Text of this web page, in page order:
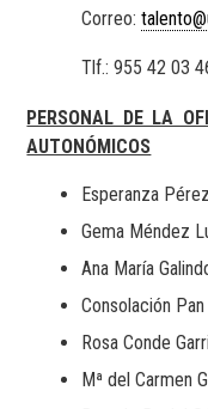
Correo:
Tlf.: 955 42 03
PERSONAL DE LA
AUTONÓMICOS
Esperanza
Gema Méndez
Ana María
Consolación
Rosa Conde
Mª del Carmen